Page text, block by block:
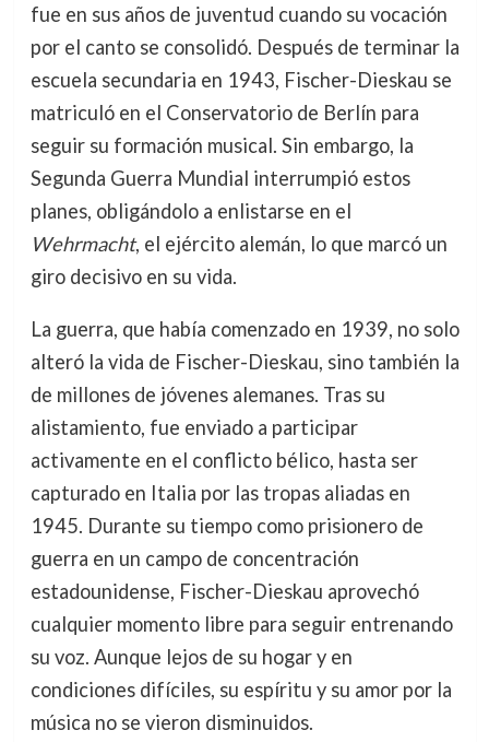
fue en sus años de juventud cuando su vocación
por el canto se consolidó. Después de terminar la
escuela secundaria en 1943, Fischer-Dieskau se
matriculó en el Conservatorio de Berlín para
seguir su formación musical. Sin embargo, la
Segunda Guerra Mundial interrumpió estos
planes, obligándolo a enlistarse en el
Wehrmacht, el ejército alemán, lo que marcó un
giro decisivo en su vida.
La guerra, que había comenzado en 1939, no solo
alteró la vida de Fischer-Dieskau, sino también la
de millones de jóvenes alemanes. Tras su
alistamiento, fue enviado a participar
activamente en el conflicto bélico, hasta ser
capturado en Italia por las tropas aliadas en
1945. Durante su tiempo como prisionero de
guerra en un campo de concentración
estadounidense, Fischer-Dieskau aprovechó
cualquier momento libre para seguir entrenando
su voz. Aunque lejos de su hogar y en
condiciones difíciles, su espíritu y su amor por la
música no se vieron disminuidos.